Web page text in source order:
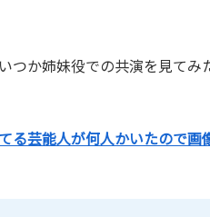
か姉妹役での共演を見てみ
る芸能人が何人かいたので画